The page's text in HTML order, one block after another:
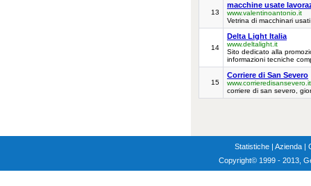
13
macchine usate
www.valentinoantonio.it
Vetrina di macchinari
14
Delta Light Italia
www.deltalight.it
Sito dedicato alla
informazioni tecniche
15
Corriere di San Severo
www.corrieredisansevero.it
corriere di san severo,
Statistiche | Azienda |
Copyright© 1999 - 2013,